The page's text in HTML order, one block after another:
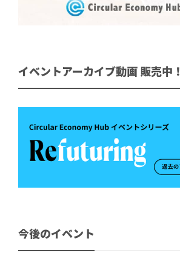
イベントアーカイブ動画 販売中！
今後のイベント